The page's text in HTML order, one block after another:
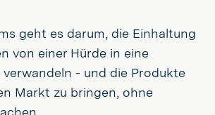
geht es darum, die Einhaltung
von einer Hürde in eine
- und die Produkte
Markt zu bringen, ohne